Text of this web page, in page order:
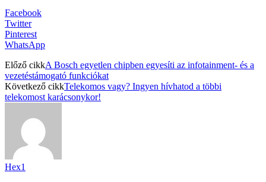
Facebook
Twitter
Pinterest
WhatsApp
Előző cikkA Bosch egyetlen chipben egyesíti az infotainment- és a
vezetéstámogató funkciókat
Következő cikkTelekomos vagy? Ingyen hívhatod a többi
telekomost karácsonykor!
Hex1